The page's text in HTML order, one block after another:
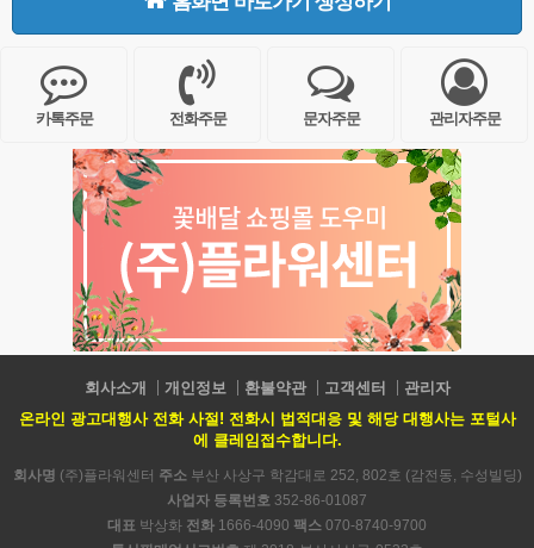
카톡주문 전화주문 문자주문 관리자주문
회사소개 개인정보 환불약관 고객센터
관리자
온라인 광고대행사 전화 사절! 전화시 법적대응 및 해당 대행사는 포털사
에 클레임접수합니다.
회사명 (주)플라워센터 주소부산 사상구 학감대로 252, 802호 (감전동, 수성빌딩)
사업자 등록번호 352-86-01087
대표 박상화 전화 1666-4090 팩스 070-8740-9700